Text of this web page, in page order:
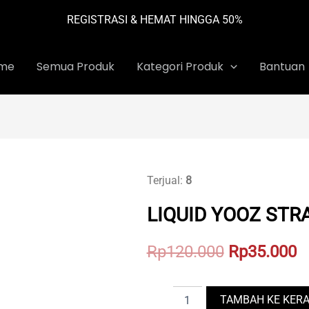
REGISTRASI & HEMAT HINGGA 50%
Semua Produk Kategori Produk Bantuan
Terjual: 8
LIQUID YOOZ
Rp120.000 Original
was:
Rp35.000
TAMBAH KE